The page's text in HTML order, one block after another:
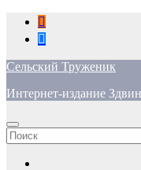
Перейти
содержимому
Сельский Труженик
Интернет-издание